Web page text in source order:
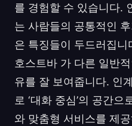
를 경험할 수 있습니다.
는 사람들의 공통적인
은 특징들이 두드러집
호스트바 가 다른 일반
유를 잘 보여줍니다. 인
로 ‘대화 중심’의 공간
와 맞춤형 서비스를 제